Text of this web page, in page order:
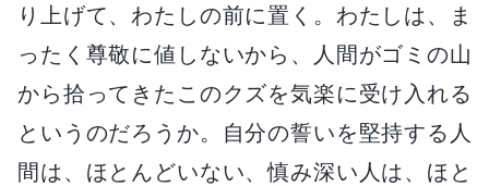
り上げて、わたしの前に置く。わたしは、ま
ったく尊敬に値しないから、人間がゴミの山
から拾ってきたこのクズを気楽に受け入れる
というのだろうか。自分の誓いを堅持する人
間は、ほとんどいない、慎み深い人は、ほと